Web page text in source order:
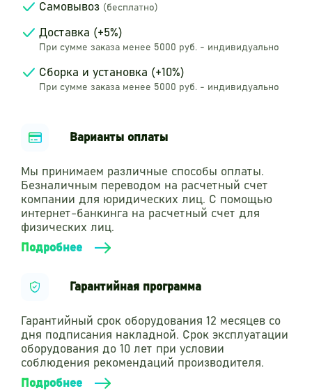
Самовывоз (бесплатно)
Доставка (+5%)
При сумме заказа менее 5000 руб. - индивидуально
Сборка и установка (+10%)
При сумме заказа менее 5000 руб. - индивидуально
Варианты оплаты
Мы принимаем различные способы оплаты.
Безналичным переводом на расчетный счет
компании для юридических лиц. С помощью
интернет-банкинга на расчетный счет для
физических лиц.
Подробнее
Гарантийная программа
Гарантийный срок оборудования 12 месяцев со
дня подписания накладной. Срок эксплуатации
оборудования до 10 лет при условии
соблюдения рекомендаций производителя.
Подробнее